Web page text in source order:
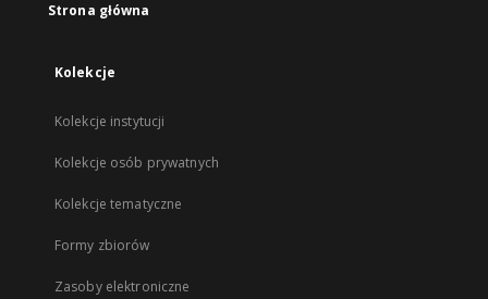
Strona główna
Kolekcje
Kolekcje instytucji
Kolekcje osób prywatnych
Kolekcje tematyczne
Formy zbiorów
Zasoby elektroniczne